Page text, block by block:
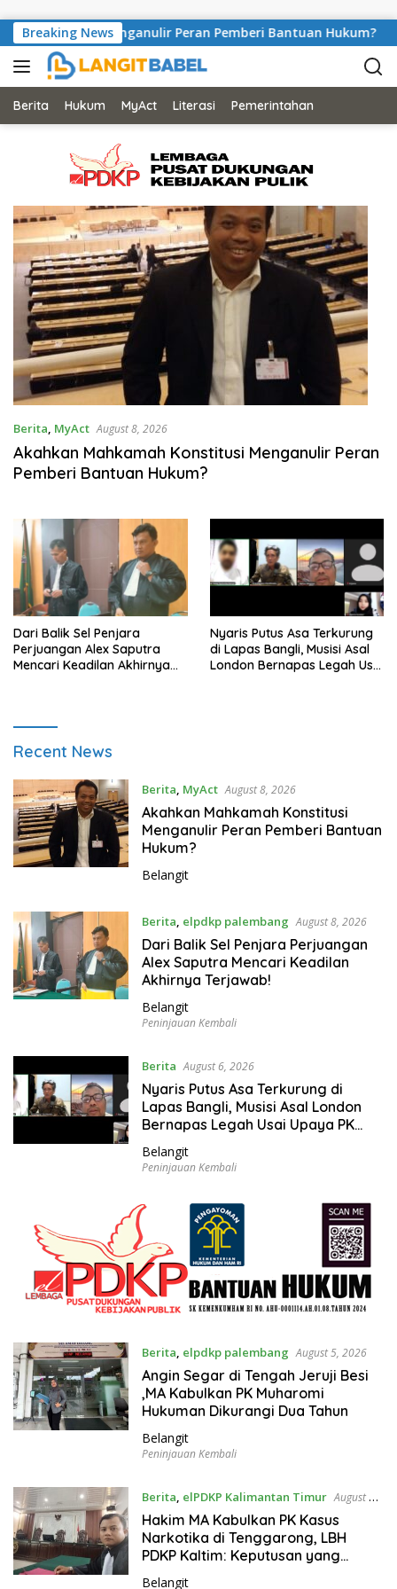
Breaking News
Konstitusi Menganulir Peran Pemberi Bantuan Hukum?
Berita Hukum MyAct Literasi Pemerintahan
Berita, MyAct August 8, 2026
Akahkan Mahkamah Konstitusi Menganulir Peran
Pemberi Bantuan Hukum?
Dari Balik Sel Penjara
Perjuangan Alex Saputra
Mencari Keadilan Akhirnya
Nyaris Putus Asa Terkurung
di Lapas Bangli, Musisi Asal
London Bernapas Legah Usai
a
n
g
i
t
b
e
l
Recent News
Berita, MyAct August 8, 2026
Akahkan Mahkamah Konstitusi
Menganulir Peran Pemberi Bantuan
Hukum?
Belangit
Berita, elpdkp palembang August 8, 2026
Dari Balik Sel Penjara Perjuangan
Alex Saputra Mencari Keadilan
Akhirnya Terjawab!
Belangit
Peninjauan Kembali
Berita August 6, 2026
Nyaris Putus Asa Terkurung di
Lapas Bangli, Musisi Asal London
Bernapas Legah Usai Upaya PK
Dikabulkan MA
Belangit
Peninjauan Kembali
Berita, elpdkp palembang August 5, 2026
Angin Segar di Tengah Jeruji Besi
,MA Kabulkan PK Muharomi
Hukuman Dikurangi Dua Tahun
Belangit
Peninjauan Kembali
Berita, elPDKP Kalimantan Timur August 3,
2026
Hakim MA Kabulkan PK Kasus
Narkotika di Tenggarong, LBH
PDKP Kaltim: Keputusan yang
Sangat Bijak dan Berkeadilan
Belangit